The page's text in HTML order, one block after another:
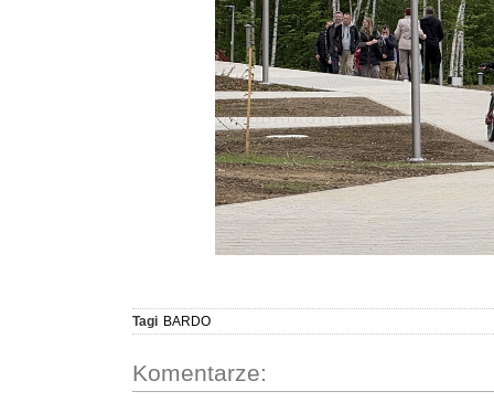
Tagi BARDO
Komentarze: